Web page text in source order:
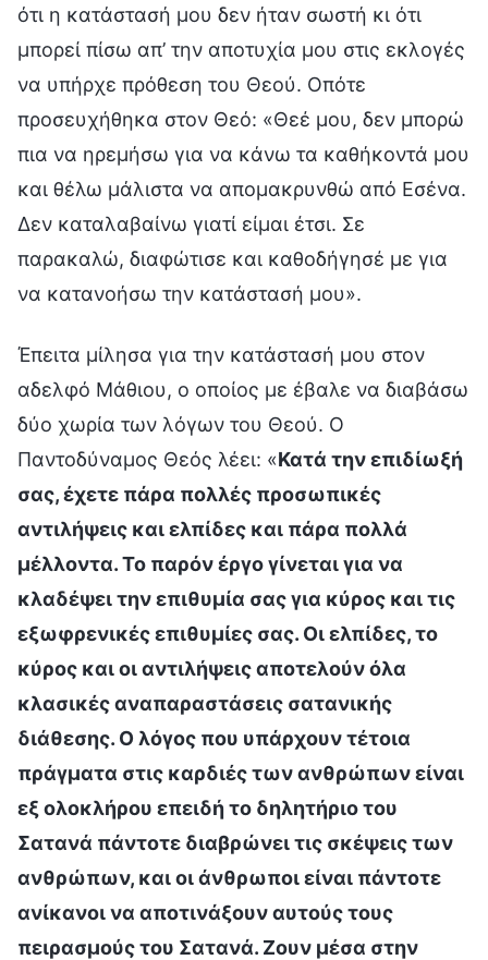
ότι η κατάστασή μου δεν ήταν σωστή κι ότι
μπορεί πίσω απ’ την αποτυχία μου στις εκλογές
να υπήρχε πρόθεση του Θεού. Οπότε
προσευχήθηκα στον Θεό: «Θεέ μου, δεν μπορώ
πια να ηρεμήσω για να κάνω τα καθήκοντά μου
και θέλω μάλιστα να απομακρυνθώ από Εσένα.
Δεν καταλαβαίνω γιατί είμαι έτσι. Σε
παρακαλώ, διαφώτισε και καθοδήγησέ με για
να κατανοήσω την κατάστασή μου».
Έπειτα μίλησα για την κατάστασή μου στον
αδελφό Μάθιου, ο οποίος με έβαλε να διαβάσω
δύο χωρία των λόγων του Θεού. Ο
Παντοδύναμος Θεός λέει: «Κατά την επιδίωξή
σας, έχετε πάρα πολλές προσωπικές
αντιλήψεις και ελπίδες και πάρα πολλά
μέλλοντα. Το παρόν έργο γίνεται για να
κλαδέψει την επιθυμία σας για κύρος και τις
εξωφρενικές επιθυμίες σας. Οι ελπίδες, το
κύρος και οι αντιλήψεις αποτελούν όλα
κλασικές αναπαραστάσεις σατανικής
διάθεσης. Ο λόγος που υπάρχουν τέτοια
πράγματα στις καρδιές των ανθρώπων είναι
εξ ολοκλήρου επειδή το δηλητήριο του
Σατανά πάντοτε διαβρώνει τις σκέψεις των
ανθρώπων, και οι άνθρωποι είναι πάντοτε
ανίκανοι να αποτινάξουν αυτούς τους
πειρασμούς του Σατανά. Ζουν μέσα στην